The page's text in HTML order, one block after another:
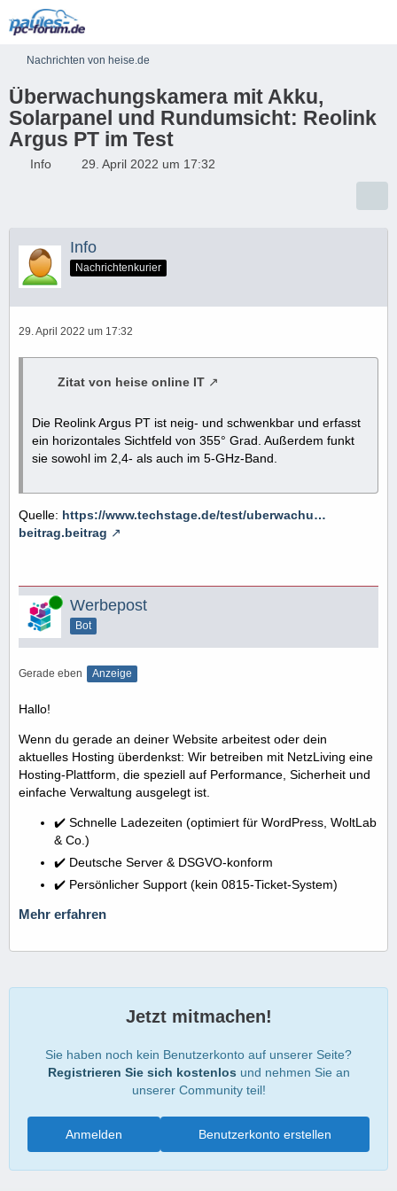
Nachrichten von heise.de
Überwachungskamera mit Akku,
Solarpanel und Rundumsicht: Reolink
Argus PT im Test
Info 29. April 2022 um 17:32
Info
Nachrichtenkurier
29. April 2022 um 17:32
Zitat von heise online IT
Die Reolink Argus PT ist neig- und schwenkbar und erfasst
ein horizontales Sichtfeld von 355° Grad. Außerdem funkt
sie sowohl im 2,4- als auch im 5-GHz-Band.
Quelle: https://www.techstage.de/test/uberwachu…
beitrag.beitrag
Online Werbepost
Bot
Gerade eben Anzeige
Hallo!
Wenn du gerade an deiner Website arbeitest oder dein
aktuelles Hosting überdenkst: Wir betreiben mit NetzLiving eine
Hosting-Plattform, die speziell auf Performance, Sicherheit und
einfache Verwaltung ausgelegt ist.
✔️ Schnelle Ladezeiten (optimiert für WordPress, WoltLab
& Co.)
✔️ Deutsche Server & DSGVO-konform
✔️ Persönlicher Support (kein 0815-Ticket-System)
Mehr erfahren
Jetzt mitmachen!
Sie haben noch kein Benutzerkonto auf unserer Seite?
Registrieren Sie sich kostenlos und nehmen Sie an
unserer Community teil!
Benutzerkonto erstellen
Anmelden